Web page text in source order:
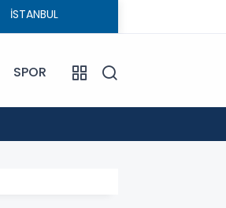
SPOR